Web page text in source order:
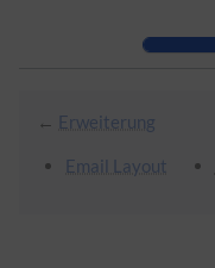
Zur Hauptnavigation
← Erweiterung
Email Layout